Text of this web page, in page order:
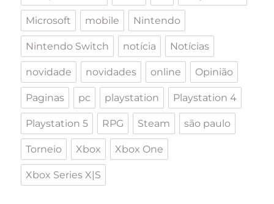
Microsoft mobile Nintendo
Nintendo Switch notícia Notícias
novidade novidades online Opinião
Paginas pc playstation Playstation 4
Playstation 5 RPG Steam são paulo
Torneio Xbox Xbox One
Xbox Series X|S